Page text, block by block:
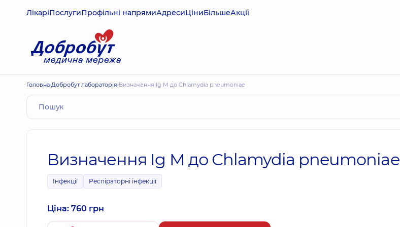
ЛікаріПослугиПрофільні напрямиАдресиЦіниБільшеАкції
Головна Добробут лабораторія Визначення Ig M до Chlamydia pneumoniae
Визначення Ig M до Chlamydia pneumoniae
Інфекції Респіраторні інфекції
Ціна: 760 грн